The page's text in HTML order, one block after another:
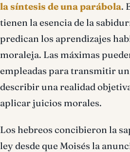
la síntesis de una parábola.
tienen la esencia de la
predican los aprendizajes
moraleja. Las máximas
empleadas para transmitir
describir una realidad
aplicar juicios morales.
Los hebreos concibieron la
ley desde que Moisés la